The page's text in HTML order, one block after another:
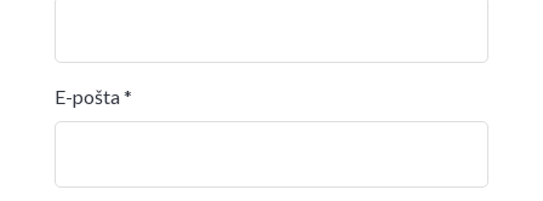
E-pošta*